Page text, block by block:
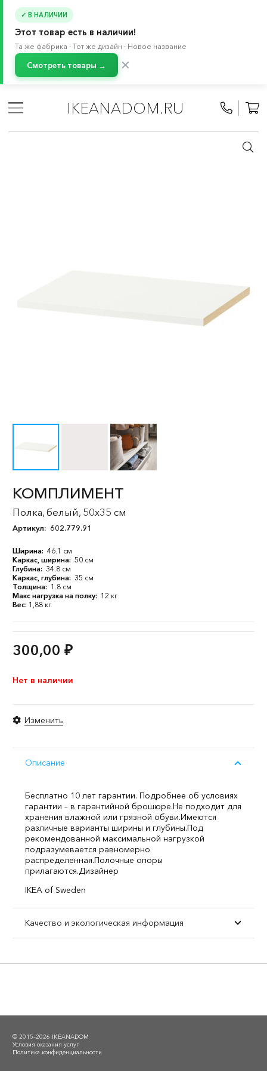
✓ В НАЛИЧИИ
Этот товар есть в наличии!
Та же фабрика · Тот же дизайн · Новое название
Смотреть товары → ✕
IKEANADOM.RU
Системы для хранения
ПАКС система
/
Полки, ящики, вставки, петли для ПАКС
КОМПЛИМЕНТ
Полка, белый, 50x35 см
Артикул: 602.779.91
Ширина: 46.1 см
Каркас, ширина: 50 см
Глубина: 34.8 см
Каркас, глубина: 35 см
Толщина: 1.8 см
Макс нагрузка на полку: 12 кг
Вес: 1,88 кг
300,00 ₽
Нет в наличии
Изменить
Описание
Бесплатно 10 лет гарантии. Подробнее об условиях
гарантии – в гарантийной брошюре.Не подходит для
хранения влажной или грязной обуви.Имеются
различные варианты ширины и глубины.Под
рекомендованной максимальной нагрузкой
подразумевается равномерно
распределенная.Полочные опоры
прилагаются.Дизайнер
IKEA of Sweden
Качество и экологическая информация
© 2015–2026 IKEANADOM
Условия оказания услуг
Политика конфиденциальности